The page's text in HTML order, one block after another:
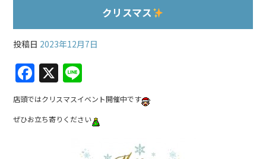
クリスマス
投稿日 2023年12月7日
F
a
c
e
X
n
e
店頭ではクリスマスイベント開催中です
ぜひお立ち寄りください